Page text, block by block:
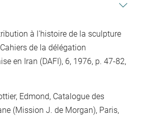
à l'histoire de la sculpture
de la délégation
en Iran (DAFI), 6, 1976, p. 47-82,
Edmond, Catalogue des
(Mission J. de Morgan), Paris,